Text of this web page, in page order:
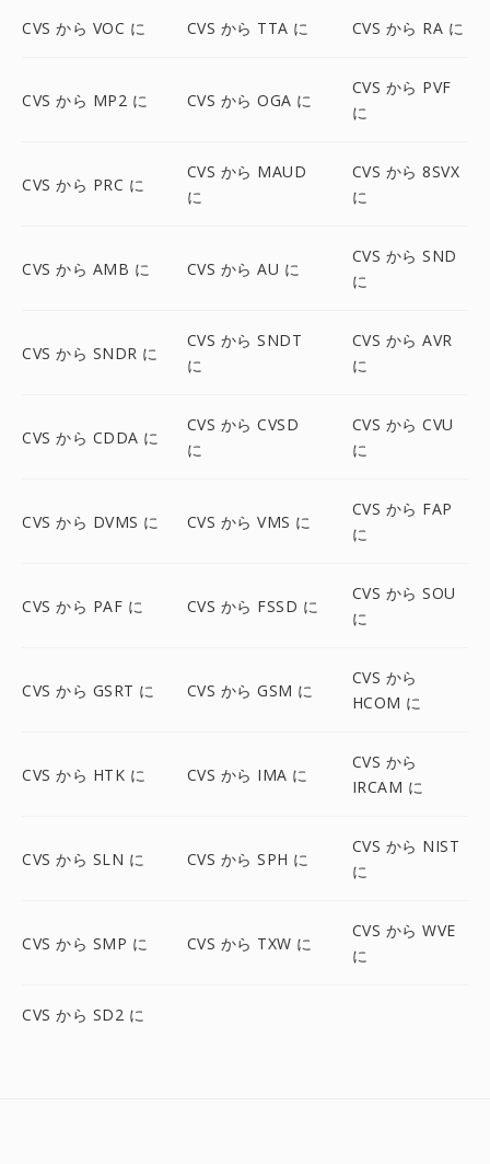
CVS から VOC に CVS から TTA に CVS から RA に
CVS から MP2 に CVS から OGA に
CVS から PVF
に
CVS から PRC に
CVS から MAUD
に
CVS から 8SVX
に
CVS から AMB に CVS から AU に
CVS から SND
に
CVS から SNDR に
CVS から SNDT
に
CVS から AVR
に
CVS から CDDA に
CVS から CVSD
に
CVS から CVU
に
CVS から DVMS に CVS から VMS に
CVS から FAP
に
CVS から PAF に CVS から FSSD に
CVS から SOU
に
CVS から GSRT に CVS から GSM に
CVS から
HCOM に
CVS から HTK に CVS から IMA に
CVS から
IRCAM に
CVS から SLN に CVS から SPH に
CVS から NIST
に
CVS から SMP に CVS から TXW に
CVS から WVE
に
CVS から SD2 に